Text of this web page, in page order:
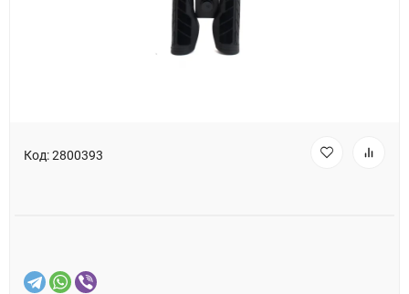
Код:2800393